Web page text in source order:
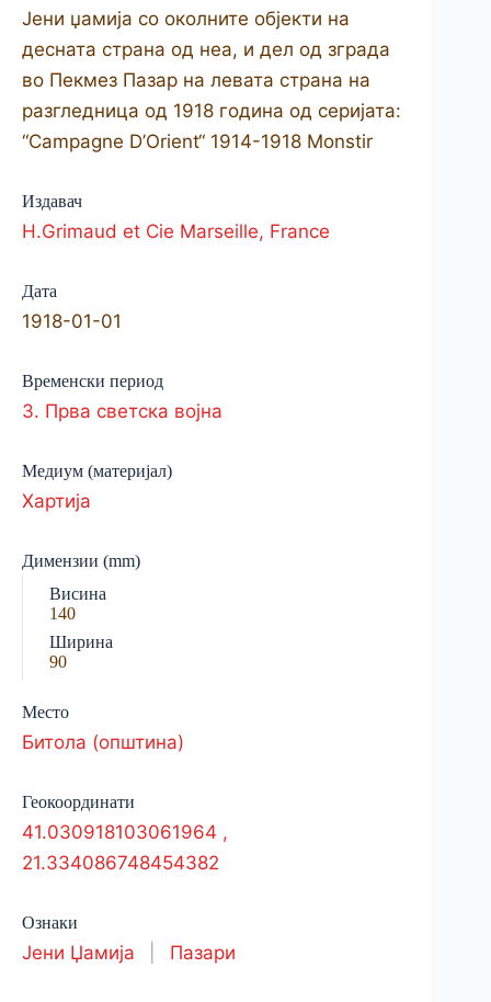
Јени џамија со околните об­јекти на
десната страна од неа, и дел од зграда
во Пекмез Пазар на левата страна на
разгледница од 1918 година од серијата:
“Campagne D’Orient“ 1914-1918 Monstir
Издавач
H.Grimaud et Cie Marseille, France
Дата
1918-01-01
Временски период
3. Прва светска војна
Медиум (материјал)
Хартија
Димензии (mm)
Висина
140
Ширина
90
Место
Битола (општина)
Геокоординати
41.030918103061964 ,
21.334086748454382
Ознаки
Јени Џамија Пазари